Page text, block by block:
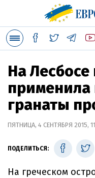
На
гранаты
ПЯТНИЦА, 4 СЕНТЯБРЯ 2015,
ПОДЕЛИТЬСЯ:
На греческом